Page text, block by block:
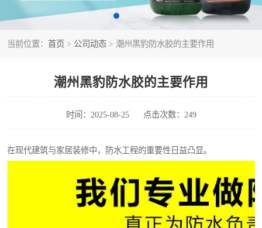
当前位置： 首页 > 公司动态 > 潮州黑豹防水胶的主要作用
潮州黑豹防水胶的主要作用
时间：2025-08-25 点击次数：249
在现代建筑与家居装修中，防水工程的重要性日益凸显。
非固化橡胶防水涂料